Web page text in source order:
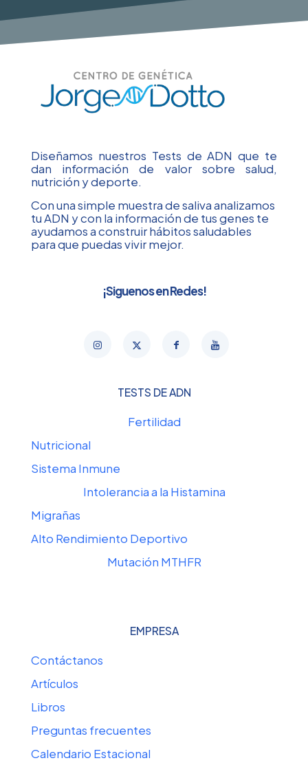
Diseñamos nuestros Tests de ADN que te
dan información de valor sobre salud,
nutrición y deporte.
Con una simple muestra de saliva analizamos
tu ADN y con la información de tus genes te
ayudamos a construir hábitos saludables
para que puedas vivir mejor.
¡Siguenos en Redes!
TESTS DE ADN
Fertilidad
Nutricional
Sistema Inmune
Intolerancia a la Histamina
Migrañas
Alto Rendimiento Deportivo
Mutación MTHFR
EMPRESA
Contáctanos
Artículos
Libros
Preguntas frecuentes
Calendario Estacional